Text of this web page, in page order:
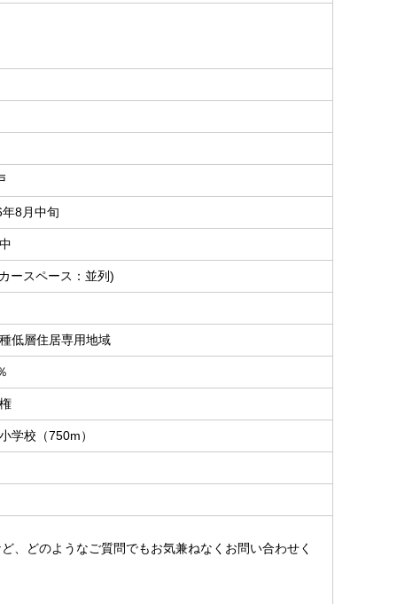
8月中旬
ースペース：並列)
低層住居専用地域
学校（750m）
、どのようなご質問でもお気兼ねなくお問い合わせく